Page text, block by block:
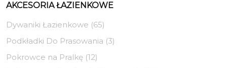
AKCESORIA ŁAZIENKOWE
Dywaniki Łazienkowe (65)
Podkładki Do Prasowania (3)
Pokrowce na Pralkę (12)